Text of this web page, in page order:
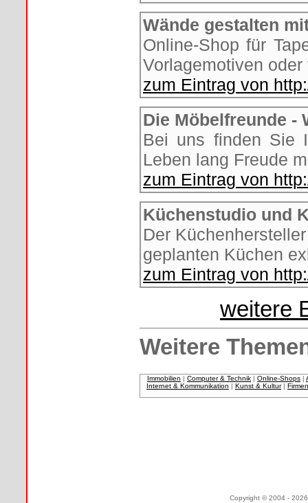
Wände gestalten
Online-Shop für
Vorlagemotiven
zum Eintrag von
Die Möbelfreunde -
Bei uns finden Sie
Leben lang Freude
zum Eintrag von
Küchenstudio und
Der
geplanten Küchen
zum Eintrag von
weitere
Weitere
Immobilien | Computer & Technik | Online-Shops |
Internet & Kommunikation | Kunst & Kultur| Firmen
Copyright © 2004 -